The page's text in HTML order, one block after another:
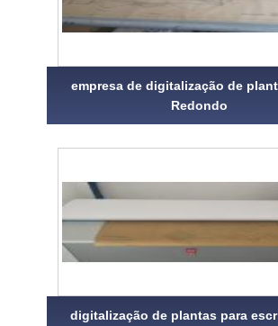
empresa de digitalização de
Redondo
digitalização de plantas para